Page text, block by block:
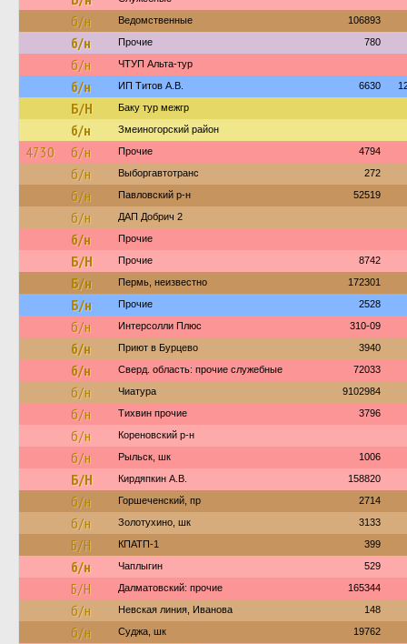
б/н Ведомственные 106893
б/н Прочие 780
б/н ЧТУП Альта-тур
б/н ИП Титов А.В. 6630
Б/Н Баку тур межгр
б/н Змеиногорский район
4730 б/н Прочие 4794
б/н Выборгавтотранс 272
б/н Павловский р-н 52519
б/н ДАП Добрич 2
б/н Прочие
Б/Н Прочие 8742
Б/н Пермь, неизвестно 172301
Б/н Прочие 2528
б/н Интерсолли Плюс 310-09
б/н Приют в Бурцево 3940
б/н Сверд. область: прочие служебные 72033
б/н Чиатура 9102984
б/н Тихвин прочие 3796
б/н Кореновский р-н
б/н Рыльск, шк 1006
Б/Н Кирдяпкин А.В. 158820
б/н Горшеченский, пр 2714
б/н Золотухино, шк 3133
Б/Н КПАТП-1 399
б/н Чаплыгин 529
Б/Н Далматовский: прочие 165344
б/н Невская линия, Иванова 148
б/н Суджа, шк 19762